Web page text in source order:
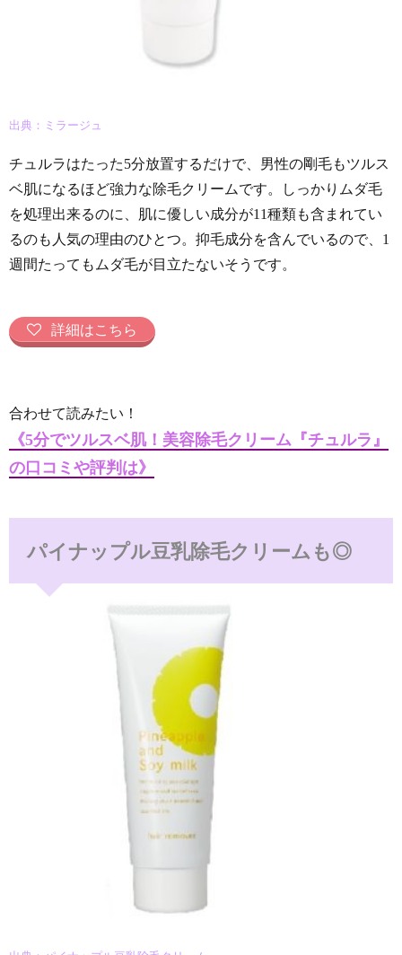
出典：ミラージュ
チュルラはたった5分放置するだけで、男性の剛毛もツルス
ベ肌になるほど強力な除毛クリームです。しっかりムダ毛
を処理出来るのに、肌に優しい成分が11種類も含まれてい
るのも人気の理由のひとつ。抑毛成分を含んでいるので、1
週間たってもムダ毛が目立たないそうです。
詳細はこちら
合わせて読みたい！
《5分でツルスベ肌！美容除毛クリーム『チュルラ』
の口コミや評判は》
パイナップル豆乳除毛クリームも◎